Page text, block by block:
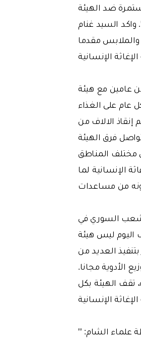
ضد الهيئة
السيد غنام
والملابس مقدما
الإنسانية
عامين مع هيئة
عام على الغذاء
إنقاذ الالاف من
فرق الهيئة
مختلف المناطق
الإنسانية لما
من مساعدات
السوري في
اليوم ليس هيئة
العديد من
قمنا بإفتتاحها توزيع الأدوية مجانا.
تقف الهيئة بكل
الإنسانية
علماء الشام: ''